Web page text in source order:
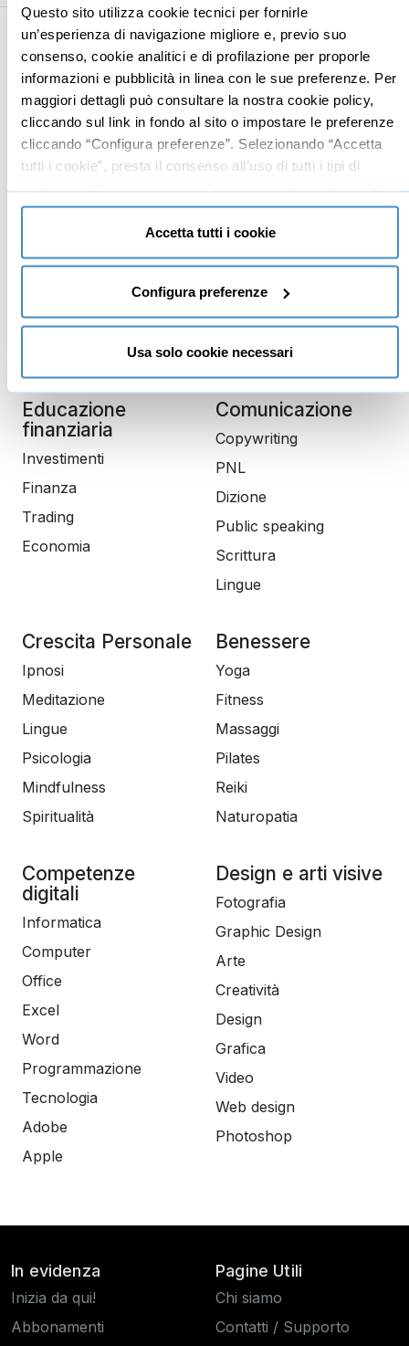
Questo sito utilizza cookie tecnici per fornirle
un’esperienza di navigazione migliore e, previo suo
consenso, cookie analitici e di profilazione per proporle
informazioni e pubblicità in linea con le sue preferenze. Per
maggiori dettagli può consultare la nostra cookie policy,
cliccando sul link in fondo al sito o impostare le preferenze
cliccando “Configura preferenze”. Selezionando “Accetta
tutti i cookie”, presta il consenso all’uso di tutti i tipi di
cookie mentre può revocare il consenso cliccando su “Usa
solo cookie necessari” e saranno attivati i soli cookie
tecnici necessari al corretto funzionamento del sito.
Accetta tutti i cookie
Configura preferenze
Usa solo cookie necessari
Business
Mindset imprenditoriale
Imprenditoria
Risorse Umane
Branding
Business management
Produttività
Gestione aziendale
Digital marketing
Social media manager
E-commerce
Data analyst
Educazione
finanziaria
Investimenti
Finanza
Trading
Economia
Comunicazione
Copywriting
PNL
Dizione
Public speaking
Scrittura
Lingue
Crescita Personale
Ipnosi
Meditazione
Lingue
Psicologia
Mindfulness
Spiritualità
Benessere
Yoga
Fitness
Massaggi
Pilates
Reiki
Naturopatia
Competenze
digitali
Informatica
Computer
Office
Excel
Word
Programmazione
Tecnologia
Adobe
Apple
Design e arti visive
Fotografia
Graphic Design
Arte
Creatività
Design
Grafica
Video
Web design
Photoshop
In evidenza
Inizia da qui!
Abbonamenti
Pagine Utili
Chi siamo
Contatti / Supporto